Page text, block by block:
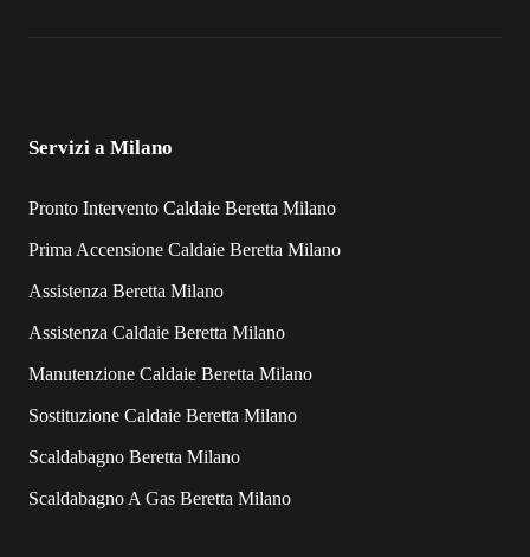
Servizi a Milano
Pronto Intervento Caldaie Beretta Milano
Prima Accensione Caldaie Beretta Milano
Assistenza Beretta Milano
Assistenza Caldaie Beretta Milano
Manutenzione Caldaie Beretta Milano
Sostituzione Caldaie Beretta Milano
Scaldabagno Beretta Milano
Scaldabagno A Gas Beretta Milano